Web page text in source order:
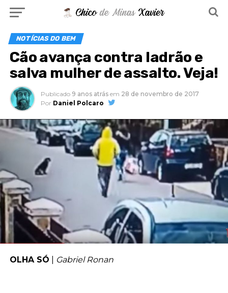
NOTÍCIAS DO BEM
Cão avança contra ladrão e
salva mulher de assalto. Veja!
Publicado 9 anos atrás em 28 de novembro de 2017
Por Daniel Polcaro
OLHA SÓ Gabriel Ronan